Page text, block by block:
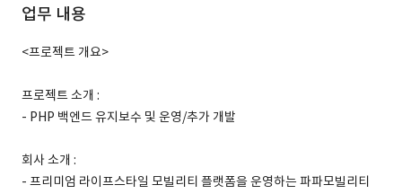
업무 내용
<프로젝트 개요>
프로젝트 소개 :
- PHP 백엔드 유지보수 및 운영/추가 개발
회사 소개 :
- 프리미엄 라이프스타일 모빌리티 플랫폼을 운영하는 파파모빌리티